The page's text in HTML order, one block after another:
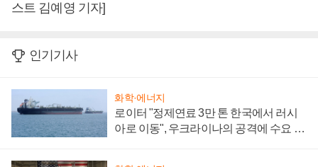
스트 김예영 기자]
인기기사
화학·에너지
로이터 "정제연료 3만 톤 한국에서 러시
아로 이동", 우크라이나의 공격에 수요 늘